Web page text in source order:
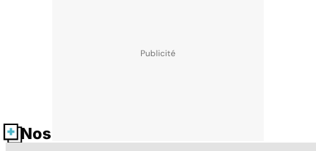
Nos fiches santé